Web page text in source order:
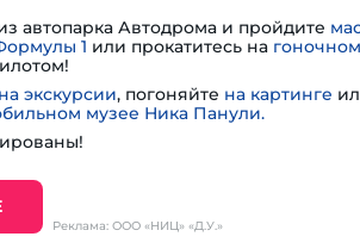
автопарка Автодрома и пройдите
1 или прокатитесь на гоночном
на экскурсии, погоняйте на картинге
музее Ника Панули.
Реклама: ООО «НИЦ» «Д.У.»